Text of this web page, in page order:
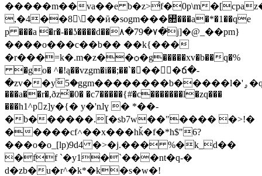
�����m��va��e b�z>͐f�0p\m
,�4��8\��ӣ�sogm���꣚���a�*�1��qe
p ���a �r�-��ʖ����d��٨�79�۷�҇j]�@_��pm}
����o���c��b�� ��k{���
�r���=k�.m�z��ѻ�g�����xv�b��q�%
�go� ^�!ą��vzgm�i��;��`����ճ�-
�zv��yۜ5�ggm��������b�����l�'ۄ�qep
���a��r�,ðz̓�0� �c7�����{#�c�������l�zq���
���h1^pz]y�{� y�'nɺɣ � *��-
�b������.[�sb7w��"���� �˃!�
�����cf˄��x���hǩ�f�*h$"6?
���o�o_[lp)9d4 �>�j.��� %�k_d��
�ff `�y1�`���nt�q-�
d�zb�u�r^�k*�k�s�w�!